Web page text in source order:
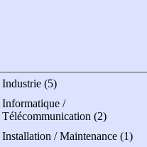
Industrie (5)
Informatique /
Télécommunication (2)
Installation / Maintenance (1)